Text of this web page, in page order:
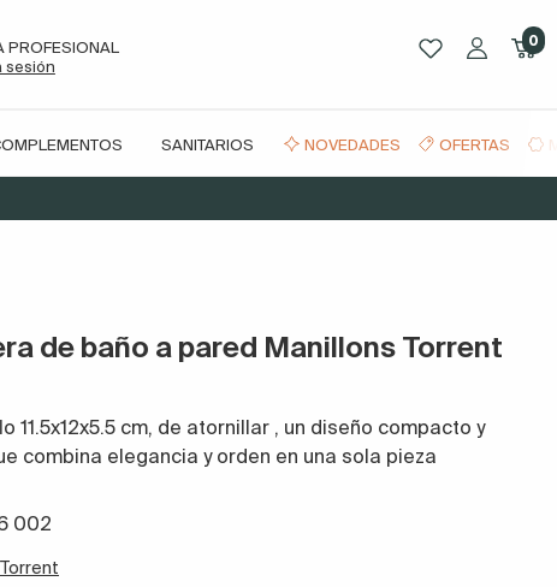
PROFESIONAL
sesión
0
SANITARIOS NOVEDADES OFERTAS
de baño a pared Manillons Torrent
11.5x12x5.5 cm, de atornillar , un diseño compacto y
combina elegancia y orden en una sola pieza
002